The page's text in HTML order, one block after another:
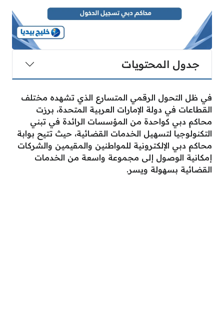
جدول المحتويات
في ظل التحول الرقمي المتسارع الذي تشهده مختلف
القطاعات في دولة الإمارات العربية المتحدة، برزت
محاكم دبي كواحدة من المؤسسات الرائدة في تبني
التكنولوجيا لتسهيل الخدمات القضائية، حيث تتيح بوابة
محاكم دبي الإلكترونية للمواطنين والمقيمين والشركات
إمكانية الوصول إلى مجموعة واسعة من الخدمات
القضائية بسهولة ويسر.